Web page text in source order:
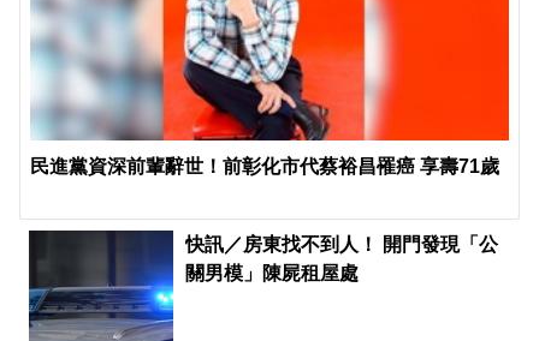
民進黨資深前輩辭世！前彰化市代蔡裕昌罹癌 享壽71歲
快訊／房東找不到人！ 開門發現「公
關男模」陳屍租屋處